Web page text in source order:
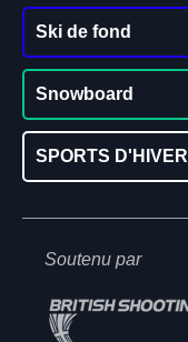
Ski de fond
Snowboard
SPORTS D'HIVER
Soutenu par